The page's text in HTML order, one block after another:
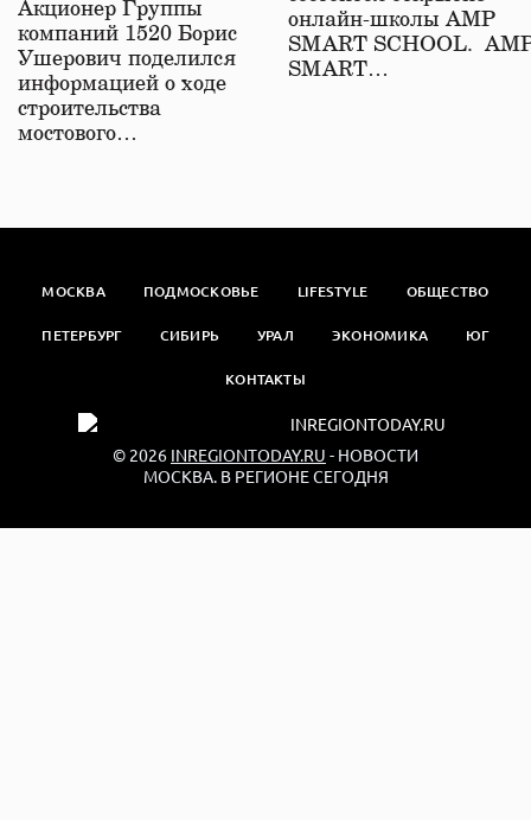
Акционер Группы
компаний 1520 Борис
Ушерович поделился
информацией о ходе
строительства
мостового…
онлайн-школы АМР
SMART SCHOOL.
SMART…
МОСКВА ПОДМОСКОВЬЕ LIFESTYLE ОБЩЕСТВО
ПЕТЕРБУРГ СИБИРЬ УРАЛ ЭКОНОМИКА ЮГ
КОНТАКТЫ
© 2026 INREGIONTODAY.RU - НОВОСТИ
МОСКВА. В РЕГИОНЕ СЕГОДНЯ